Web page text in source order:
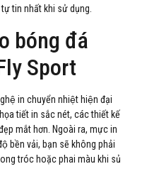
tin nhất khi sử dụng.
bóng đá
Sport
in chuyển nhiệt hiện đại
tiết in sắc nét, các thiết kế
mắt hơn. Ngoài ra, mực in
bền vải, bạn sẽ không phải
tróc hoặc phai màu khi sủ